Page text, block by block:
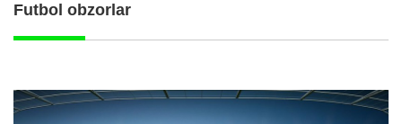
Futbol obzorlar